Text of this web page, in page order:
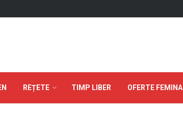
REȚETE TIMP LIBER OFERTE FEMINA